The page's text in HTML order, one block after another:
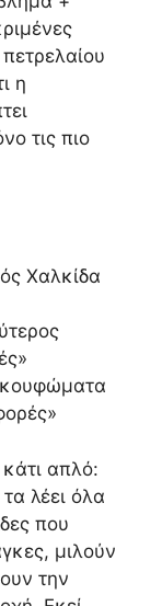
η
τις πιο
Χαλκίδα
απλό:
λέει όλα
που
μιλούν
την